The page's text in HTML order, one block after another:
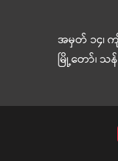
အမှတ် ၁၄၊
မြို့တော်၊ သ